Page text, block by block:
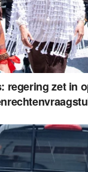
regering zet in